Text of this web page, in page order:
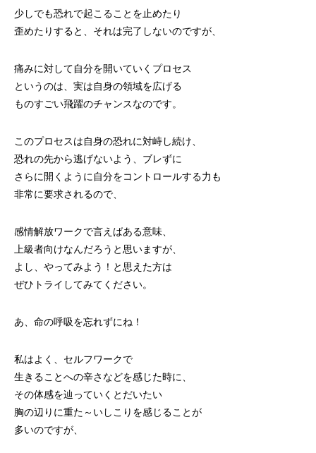
少しでも恐れで起こることを止めたり
歪めたりすると、それは完了しないのですが、
痛みに対して自分を開いていくプロセス
というのは、実は自身の領域を広げる
ものすごい飛躍のチャンスなのです。
このプロセスは自身の恐れに対峙し続け、
恐れの先から逃げないよう、ブレずに
さらに開くように自分をコントロールする力も
非常に要求されるので、
感情解放ワークで言えばある意味、
上級者向けなんだろうと思いますが、
よし、やってみよう！と思えた方は
ぜひトライしてみてください。
あ、命の呼吸を忘れずにね！
私はよく、セルフワークで
生きることへの辛さなどを感じた時に、
その体感を辿っていくとだいたい
胸の辺りに重た～いしこりを感じることが
多いのですが、